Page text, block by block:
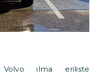
ilma eriliste